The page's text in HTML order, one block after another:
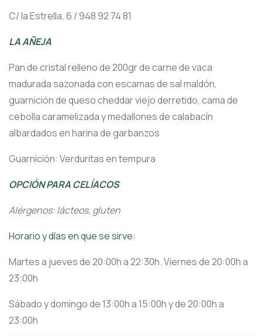
C/ la Estrella, 6 / 948 92 74 81
LA AÑEJA
Pan de cristal relleno de 200gr de carne de vaca
madurada sazonada con escamas de sal maldón,
guarnición de queso cheddar viejo derretido, cama de
cebolla caramelizada y medallones de calabacín
albardados en harina de garbanzos
Guarnición: Verduritas en tempura
OPCIÓN PARA CELÍACOS
Alérgenos: lácteos, gluten
Horario y días en que se sirve:
Martes a jueves de 20:00h a 22:30h. Viernes de 20:00h a
23:00h
Sábado y domingo de 13:00h a 15:00h y de 20:00h a
23:00h